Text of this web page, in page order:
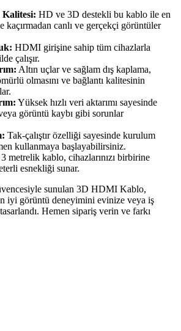
HD ve 3D destekli bu kablo ile en
kaçırmadan canlı ve gerçekçi görüntüler
HDMI girişine sahip tüm cihazlarla
çalışır.
Altın uçlar ve sağlam dış kaplama,
olmasını ve bağlantı kalitesinin
Yüksek hızlı veri aktarımı sayesinde
görüntü kaybı gibi sorunlar
Tak-çalıştır özelliği sayesinde kurulum
kullanmaya başlayabilirsiniz.
3 metrelik kablo, cihazlarınızı birbirine
esnekliği sunar.
sunulan 3D HDMI Kablo,
iyi görüntü deneyimini evinize veya iş
Hemen sipariş verin ve farkı